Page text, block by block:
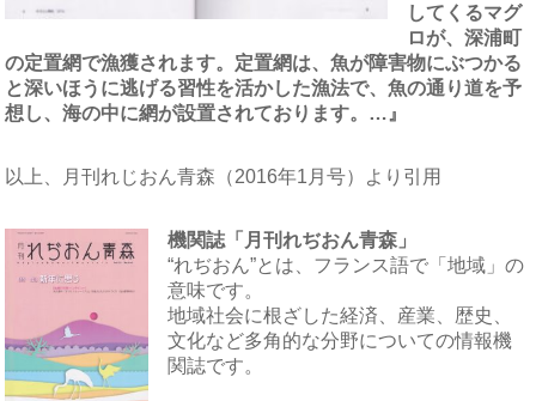
してくるマグ
ロが、深浦町
の定置網で漁獲されます。定置網は、魚が障害物にぶつかる
と深いほうに逃げる習性を活かした漁法で、魚の通り道を予
想し、海の中に網が設置されております。…』
以上、月刊れじおん青森（2016年1月号）より引用
機関誌「月刊れぢおん青森」
“れぢおん”とは、フランス語で「地域」の
意味です。
地域社会に根ざした経済、産業、歴史、
文化など多角的な分野についての情報機
関誌です。